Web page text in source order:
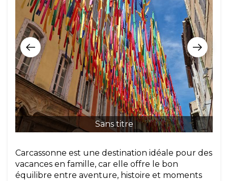
Sans titre
Carcassonne est une destination idéale pour des
vacances en famille, car elle offre le bon
équilibre entre aventure, histoire et moments